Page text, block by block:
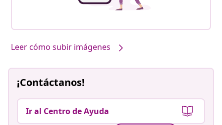
Leer cómo subir imágenes
¡Contáctanos!
Ir al Centro de Ayuda